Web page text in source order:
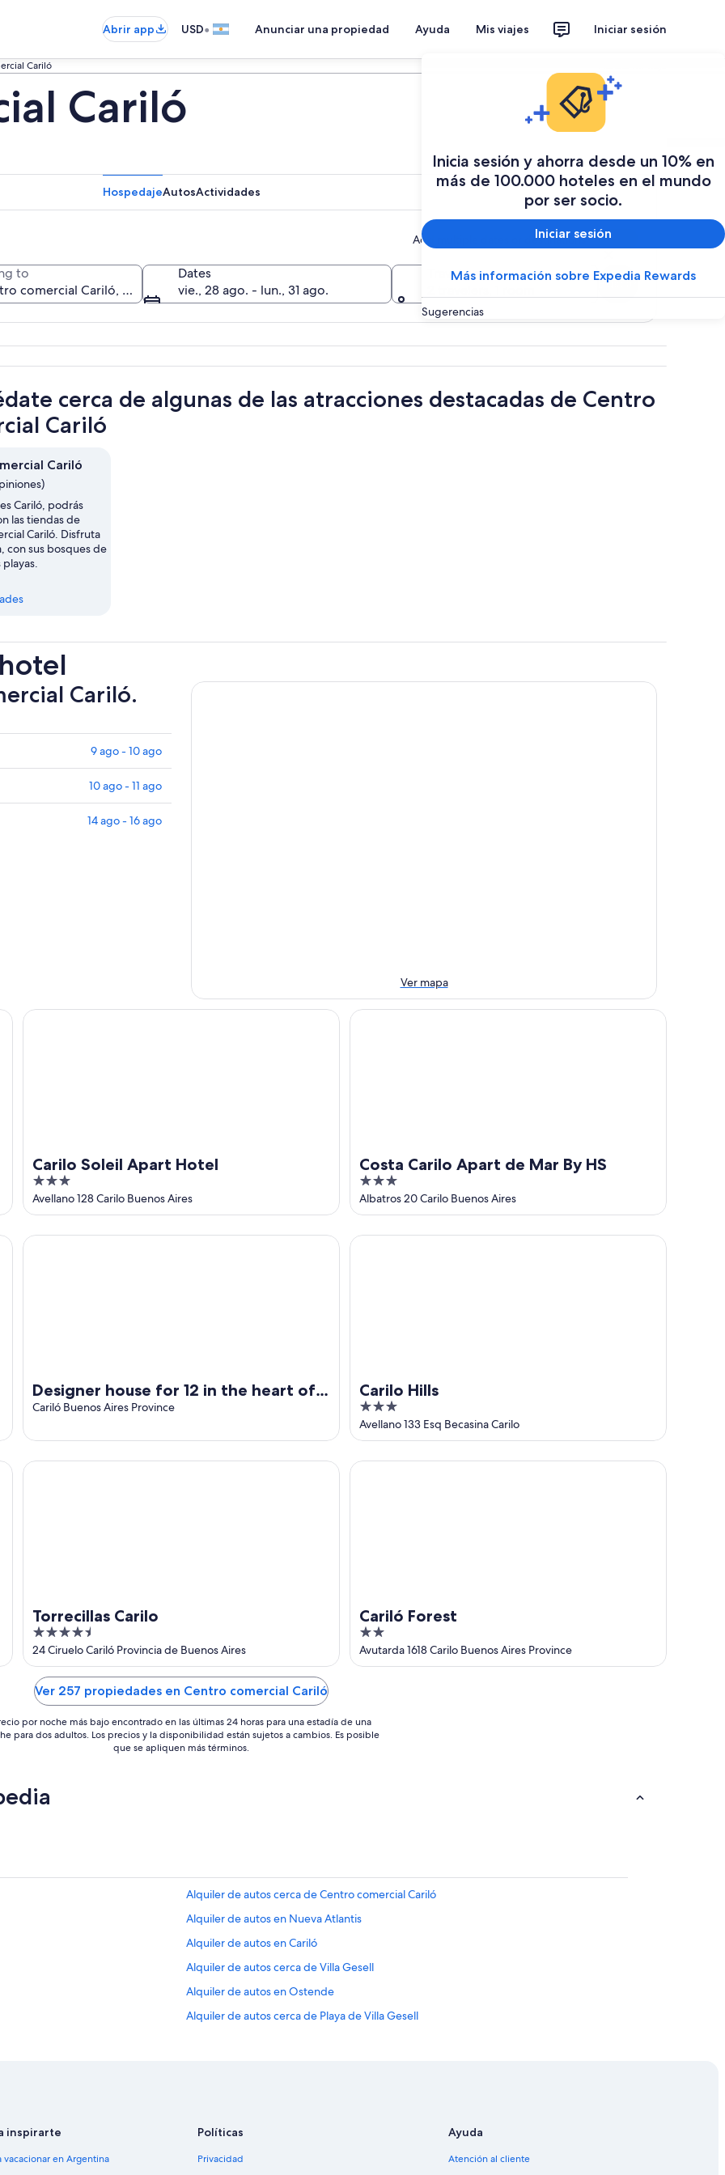
Abrir app USD• Anunciar una propiedad Ayuda Mis viajes Iniciar sesión
Inicia sesión y ahorra desde un 10% en
más de 100.000 hoteles en el mundo
por ser socio.
Iniciar sesión
Más información sobre Expedia Rewards
Sugerencias
Cariló
Cariló
HospedajeAutosActividades
Add multiple dates or destinations
to
Dates
vie., 28 ago. - lun., 31 ago.
Travelers
Buscar
cerca de algunas de las atracciones destacadas de Centro
Cariló
Cariló
Cariló, podrás
las tiendas de
Cariló. Disfruta
con sus bosques de
Cariló.
9 ago - 10 ago
10 ago - 11 ago
14 ago - 16 ago
Ver mapa
Carilo Soleil Apart Hotel
3
out
of
5
Avellano 128 Carilo Buenos Aires
Carilo Soleil Apart Hotel
Costa Carilo Apart de Mar By HS
3
out
of
5
Albatros 20 Carilo Buenos Aires
Costa Carilo Apart de Mar By HS
Designer house for 12 in the heart of
Carilós woods
Cariló Buenos Aires Province
Designer house for 12 in the heart of Carilós woods
Carilo Hills
3
out
of
5
Avellano 133 Esq Becasina Carilo
Carilo Hills
Torrecillas Carilo
4.5
out
of
5
24 Ciruelo Cariló Provincia de Buenos Aires
Torrecillas Carilo
Cariló Forest
2
out
of
Avutarda 1618 Carilo Buenos Aires Province
Cariló Forest
Ver 257 propiedades en Centro comercial Cariló
por noche más bajo encontrado en las últimas 24 horas para una estadía de una
para dos adultos. Los precios y la disponibilidad están sujetos a cambios. Es posible
que se apliquen más términos.
Alquiler de autos cerca de Centro comercial Cariló
Alquiler de autos en Nueva Atlantis
Alquiler de autos en Cariló
Alquiler de autos cerca de Villa Gesell
Alquiler de autos en Ostende
Alquiler de autos cerca de Playa de Villa Gesell
inspirarte
vacacionar en Argentina
Políticas
Privacidad
Ayuda
Atención al cliente